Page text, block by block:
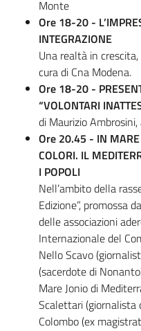
Monte
Ore 18-20 -
INTEGRAZIONE
Una realtà in
cura di Cna Modena.
Ore 18-20 -
“VOLONTARI
di Maurizio
Ore 20.45 - IN
COLORI. IL
I POPOLI
Nell’ambito della
Edizione”, promossa
delle associazioni
Internazionale del
Nello Scavo
(sacerdote di
Mare Jonio di
Scalettari (giornalista
Colombo (ex